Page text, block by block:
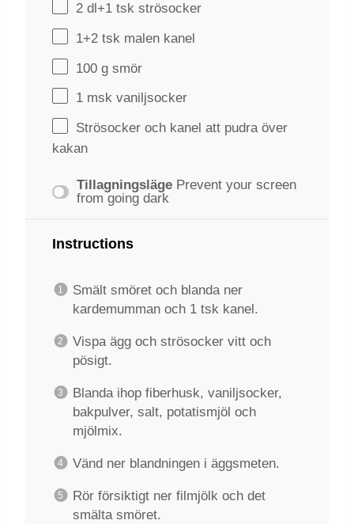
2 dl+1 tsk strösocker
1+2 tsk malen kanel
100 g smör
1 msk vaniljsocker
Strösocker och kanel att pudra över
kakan
Tillagningsläge Prevent your screen
from going dark
Instructions
Smält smöret och blanda ner
kardemumman och 1 tsk kanel.
Vispa ägg och strösocker vitt och
pösigt.
Blanda ihop fiberhusk, vaniljsocker,
bakpulver, salt, potatismjöl och
mjölmix.
Vänd ner blandningen i äggsmeten.
Rör försiktigt ner filmjölk och det
smälta smöret.